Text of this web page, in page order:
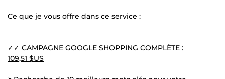
Ce que je vous offre dans ce service :
✓✓ CAMPAGNE GOOGLE SHOPPING COMPLÈTE :
109,51 $US